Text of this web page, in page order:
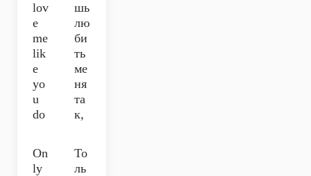
lov
e
me
lik
e
yo
u
do
шь
лю
би
ть
ме
ня
та
к,
On
ly
То
ль